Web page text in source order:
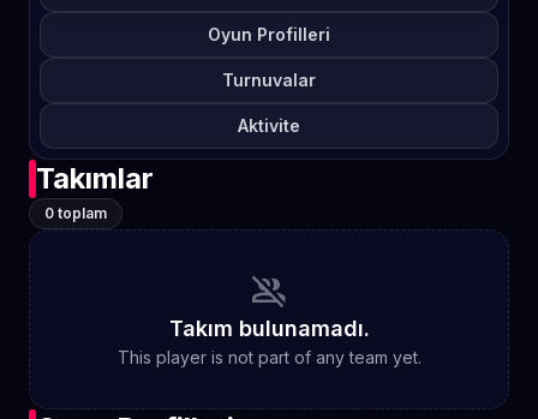
Oyun Profilleri
Turnuvalar
Aktivite
Takımlar
0 toplam
group_off
Takım bulunamadı.
This player is not part of any team yet.